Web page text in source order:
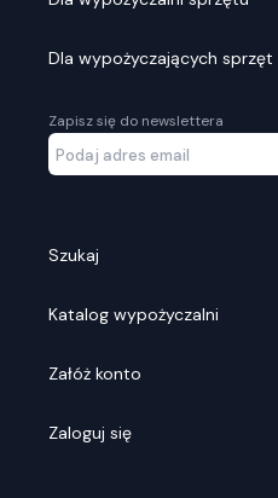
Dla wypożyczających sprzęt
Zapisz się do newslettera
Szukaj
Katalog wypożyczalni
Załóż konto
Zaloguj się